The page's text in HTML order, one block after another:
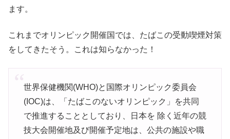
ます。
これまでオリンピック開催国では、たばこの受動喫煙対策
をしてきたそう。これは知らなかった！
世界保健機関(WHO)と国際オリンピック委員会
(IOC)は、「たばこのないオリンピック」を共同
で推進することとしており、日本を 除く近年の競
技大会開催地及び開催予定地は、公共の施設や職